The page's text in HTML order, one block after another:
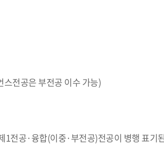
전공은 부전공 이수 가능)
전공·융합(이중·부전공)전공이 병행 표기